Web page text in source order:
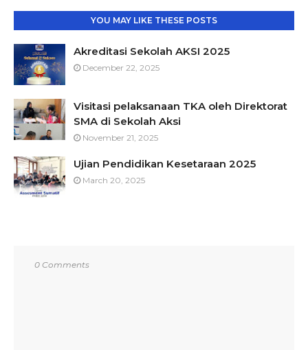
YOU MAY LIKE THESE POSTS
Akreditasi Sekolah AKSI 2025
December 22, 2025
Visitasi pelaksanaan TKA oleh Direktorat
SMA di Sekolah Aksi
November 21, 2025
Ujian Pendidikan Kesetaraan 2025
March 20, 2025
0 Comments